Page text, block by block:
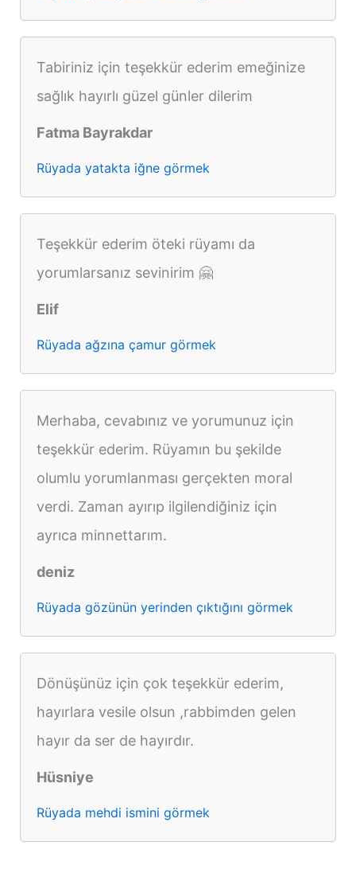
Tabiriniz için teşekkür ederim emeğinize
sağlık hayırlı güzel günler dilerim
Fatma Bayrakdar
Rüyada yatakta iğne görmek
Teşekkür ederim öteki rüyamı da
yorumlarsanız sevinirim 🤗
Elif
Rüyada ağzına çamur görmek
Merhaba, cevabınız ve yorumunuz için
teşekkür ederim. Rüyamın bu şekilde
olumlu yorumlanması gerçekten moral
verdi. Zaman ayırıp ilgilendiğiniz için
ayrıca minnettarım.
deniz
Rüyada gözünün yerinden çıktığını görmek
Dönüşünüz için çok teşekkür ederim,
hayırlara vesile olsun ,rabbimden gelen
hayır da ser de hayırdır.
Hüsniye
Rüyada mehdi ismini görmek